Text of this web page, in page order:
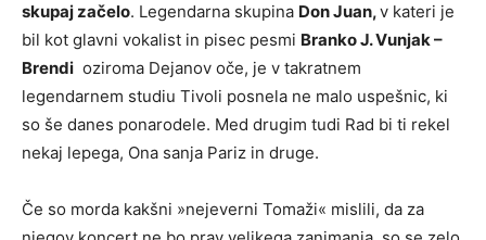
skupaj začelo. Legendarna skupina Don Juan,v kateri je
bil kot glavni vokalist in pisec pesmi Branko J. Vunjak –
Brendi oziroma Dejanov oče, je v takratnem
legendarnem studiu Tivoli posnela ne malo uspešnic, ki
so še danes ponarodele. Med drugim tudi Rad bi ti rekel
nekaj lepega, Ona sanja Pariz in druge.
Če so morda kakšni »nejeverni Tomaži« mislili, da za